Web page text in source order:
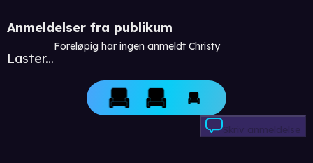
Anmeldelser fra publikum
Laster...
Foreløpig har ingen anmeldt Christy
Skriv anmeldelse